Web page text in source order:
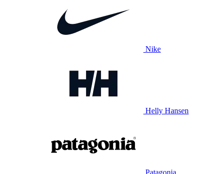
Nike
Helly Hansen
Patagonia